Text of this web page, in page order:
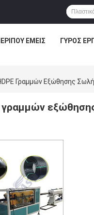
ΕΜΕΊΣ ΓΎΡΟΣ
Γραμμών Εξώθησης
γραμμών